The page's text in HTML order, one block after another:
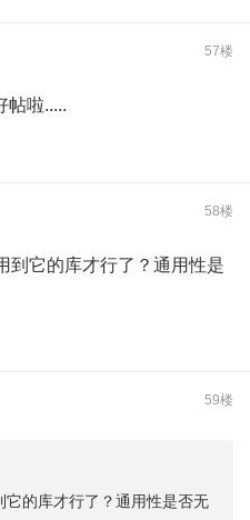
57楼
帖啦.....
58楼
到它的库才行了？通用性是
59楼
的库才行了？通用性是否无